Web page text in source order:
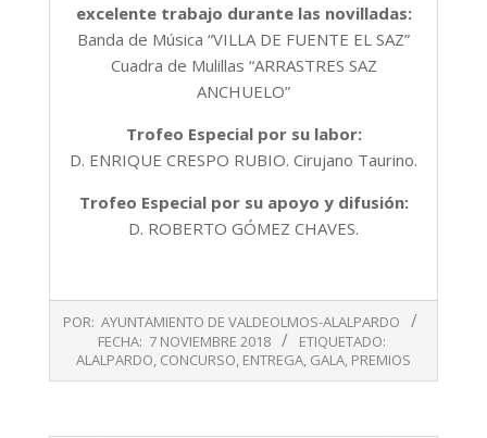
excelente trabajo durante las novilladas:
Banda de Música “VILLA DE FUENTE EL SAZ”
Cuadra de Mulillas “ARRASTRES SAZ
ANCHUELO”
Trofeo Especial por su labor:
D. ENRIQUE CRESPO RUBIO. Cirujano Taurino.
Trofeo Especial por su apoyo y difusión:
D. ROBERTO GÓMEZ CHAVES.
11-
POR: AYUNTAMIENTO DE VALDEOLMOS-ALALPARDO
FECHA: 7 NOVIEMBRE 2018
ETIQUETADO:
ALALPARDO, CONCURSO, ENTREGA, GALA, PREMIOS